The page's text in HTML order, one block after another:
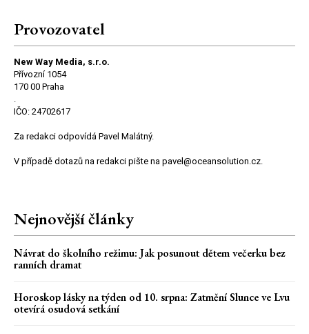
Provozovatel
New Way Media, s.r.o.
Přívozní 1054
170 00 Praha
.
IČO: 24702617
Za redakci odpovídá Pavel Malátný.
V případě dotazů na redakci pište na pavel@oceansolution.cz.
Nejnovější články
Návrat do školního režimu: Jak posunout dětem večerku bez
ranních dramat
Horoskop lásky na týden od 10. srpna: Zatmění Slunce ve Lvu
otevírá osudová setkání